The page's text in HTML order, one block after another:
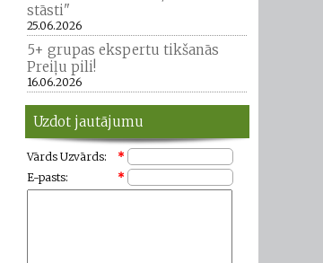
stāsti"
25.06.2026
5+ grupas ekspertu tikšanās
Preiļu pili!
16.06.2026
Uzdot jautājumu
Vārds Uzvārds:
*
E-pasts:
*